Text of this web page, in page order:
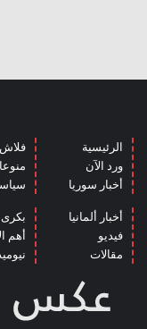
الرئيسية
ورد الآن
أخبار سوريا
فلاش
أخبار ألمانيا
فيديو
مقالات
أهم